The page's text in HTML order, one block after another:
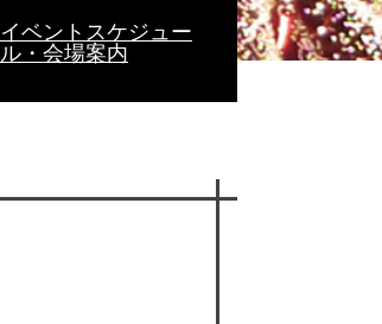
イベントスケジュー
ル・会場案内